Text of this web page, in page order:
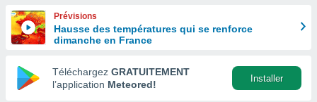
en
Prévisions
Hausse des températures qui se renforce
dimanche en France
Téléchargez GRATUITEMENT
l’application Meteored!
Installer